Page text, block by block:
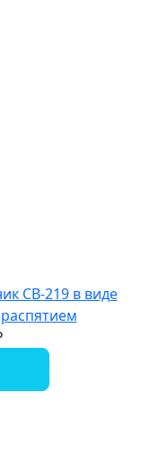
СВ-219 в виде